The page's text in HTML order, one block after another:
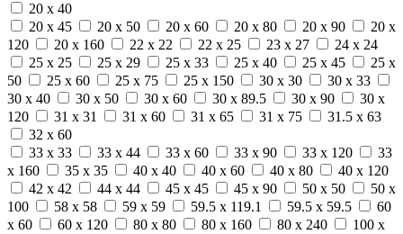
20 x 40
20 x 45
20 x 50 20 x 60 20 x 80 20 x 90
20 x
120
20 x 160 22 x 22 22 x 25 23 x 27
24 x 24
25 x 25
25 x 29 25 x 33 25 x 40 25 x 45
25 x
50
25 x 60 25 x 75 25 x 150 30 x 30
30 x 33
30 x 40
30 x 50 30 x 60 30 x 89.5 30 x 90
30 x
120
31 x 31 31 x 60 31 x 65 31 x 75
31.5 x 63
32 x 60
33 x 33
33 x 44 33 x 60 33 x 90 33 x 120
33
x 160
35 x 35 40 x 40 40 x 60 40 x 80
40 x 120
42 x 42
44 x 44 45 x 45 45 x 90 50 x 50
50 x
100
58 x 58 59 x 59 59.5 x 119.1 59.5 x 59.5
60
x 60
60 x 120 80 x 80 80 x 160 80 x 240
100 x